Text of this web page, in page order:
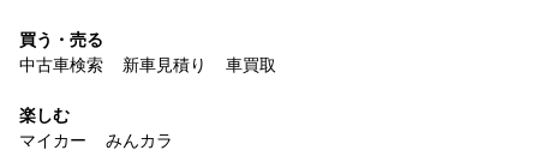
買う・売る
中古車検索
新車見積り 車買取
楽しむ
マイカー
みんカラ